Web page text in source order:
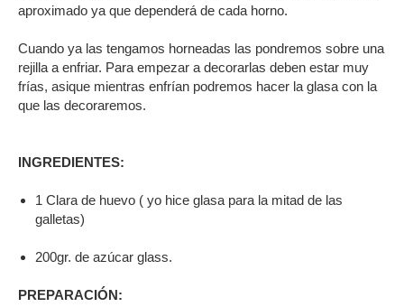
aproximado ya que dependerá de cada horno.
Cuando ya las tengamos horneadas las pondremos sobre una
rejilla a enfriar. Para empezar a decorarlas deben estar muy
frías, asique mientras enfrían podremos hacer la glasa con la
que las decoraremos.
INGREDIENTES:
1 Clara de huevo ( yo hice glasa para la mitad de las
galletas)
200gr. de azúcar glass.
PREPARACIÓN: